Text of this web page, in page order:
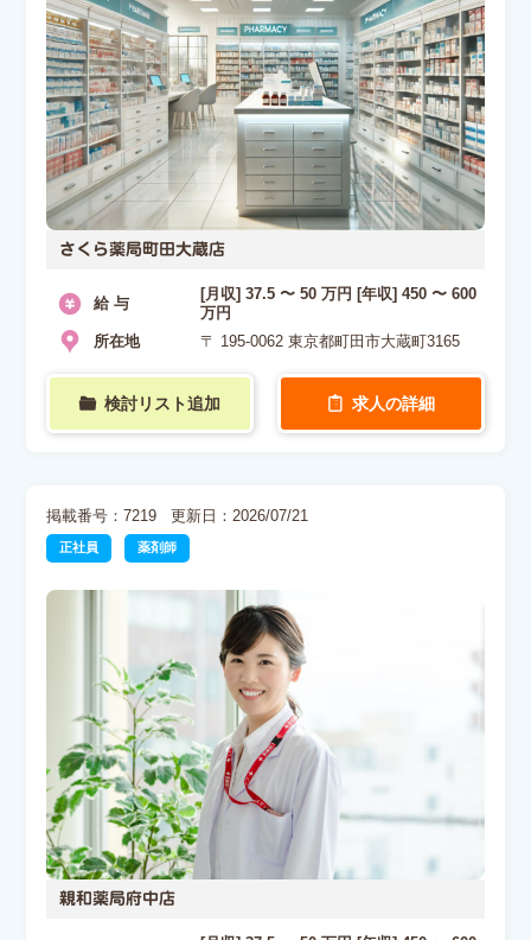
さくら薬局町田大蔵店
給 与
[月収] 37.5 〜 50 万円 [年収] 450 〜 600
万円
所在地
〒 195-0062 東京都町田市大蔵町3165
検討リスト追加 求人の詳細
掲載番号：7219 更新日：2026/07/21
正社員 薬剤師
親和薬局府中店